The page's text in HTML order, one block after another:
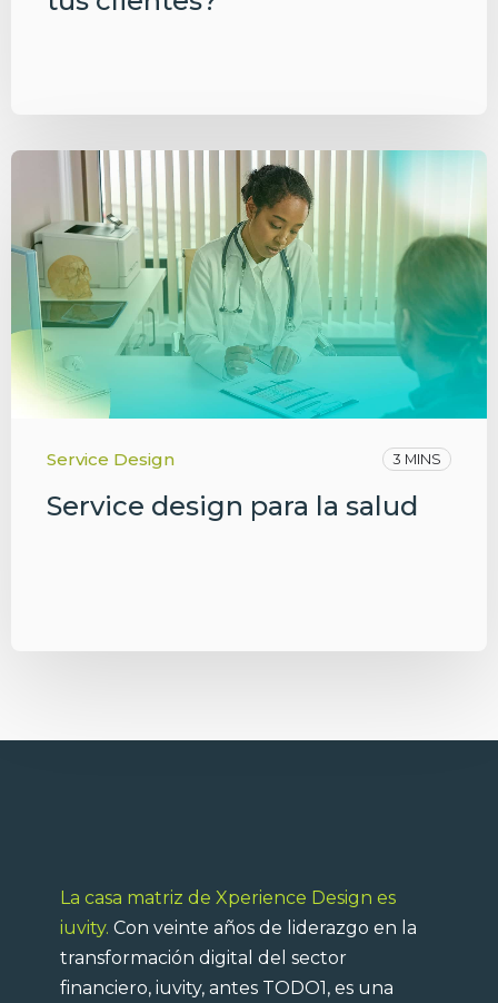
Service Design 3 MINS
Service design para la salud
La casa matriz de Xperience Design es
iuvity. Con veinte años de liderazgo en la
transformación digital del sector
financiero, iuvity, antes TODO1, es una